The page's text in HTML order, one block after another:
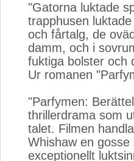
"Gatorna luktade
trapphusen
och fårtalg, de
damm, och i
fuktiga bolster och
Ur romanen
"Parfymen:
thrillerdrama som
talet. Filmen
Whishaw en
exceptionellt